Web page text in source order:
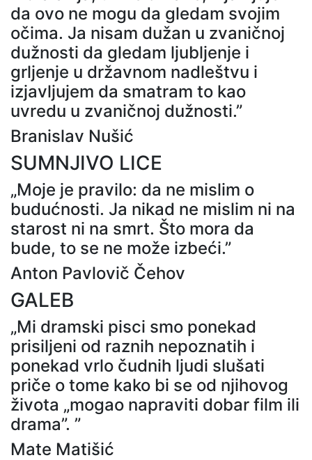
da ovo ne mogu da gledam svojim
očima. Ja nisam dužan u zvaničnoj
dužnosti da gledam ljubljenje i
grljenje u državnom nadleštvu i
izjavljujem da smatram to kao
uvredu u zvaničnoj dužnosti.”
Branislav Nušić
SUMNJIVO LICE
„Moje je pravilo: da ne mislim o
budućnosti. Ja nikad ne mislim ni na
starost ni na smrt. Što mora da
bude, to se ne može izbeći.”
Anton Pavlovič Čehov
GALEB
„Mi dramski pisci smo ponekad
prisiljeni od raznih nepoznatih i
ponekad vrlo čudnih ljudi slušati
priče o tome kako bi se od njihovog
života „mogao napraviti dobar film ili
drama”. ”
Mate Matišić